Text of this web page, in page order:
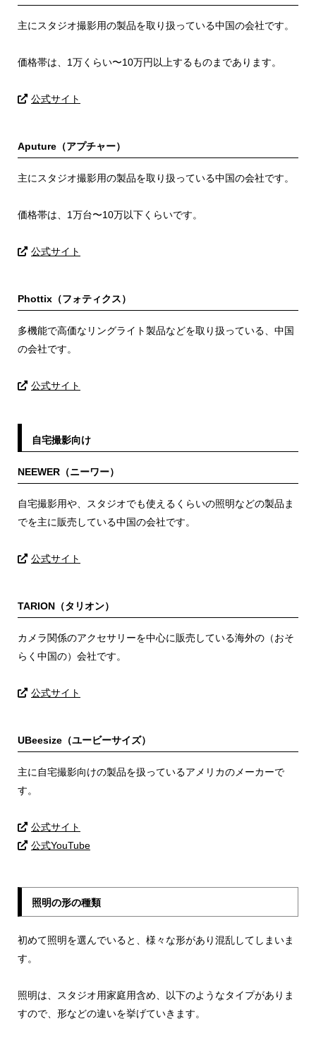
主にスタジオ撮影用の製品を取り扱っている中国の会社です。
価格帯は、1万くらい〜10万円以上するものまであります。
公式サイト
Aputure（アプチャー）
主にスタジオ撮影用の製品を取り扱っている中国の会社です。
価格帯は、1万台〜10万以下くらいです。
公式サイト
Phottix（フォティクス）
多機能で高価なリングライト製品などを取り扱っている、中国
の会社です。
公式サイト
自宅撮影向け
NEEWER（ニーワー）
自宅撮影用や、スタジオでも使えるくらいの照明などの製品ま
でを主に販売している中国の会社です。
公式サイト
TARION（タリオン）
カメラ関係のアクセサリーを中心に販売している海外の（おそ
らく中国の）会社です。
公式サイト
UBeesize（ユービーサイズ）
主に自宅撮影向けの製品を扱っているアメリカのメーカーで
す。
公式サイト
公式YouTube
照明の形の種類
初めて照明を選んでいると、様々な形があり混乱してしまいま
す。
照明は、スタジオ用家庭用含め、以下のようなタイプがありま
すので、形などの違いを挙げていきます。